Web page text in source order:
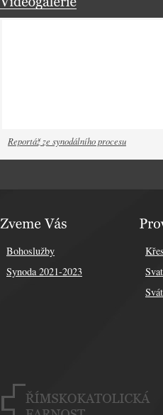
Reportáž ze synodálního procesu
Bohoslužby
Synoda 2021-2023